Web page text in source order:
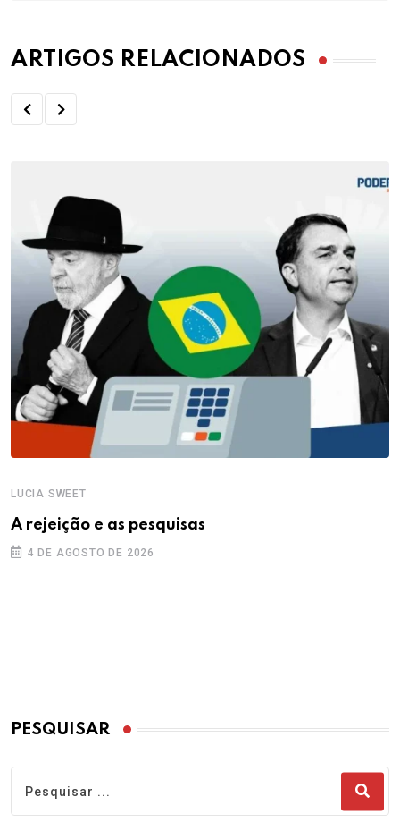
ARTIGOS RELACIONADOS
LUCIA SWEET
A rejeição e as pesquisas
4 DE AGOSTO DE 2026
PESQUISAR